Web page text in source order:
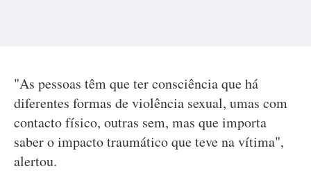
"As pessoas têm que ter consciência que há
diferentes formas de violência sexual, umas com
contacto físico, outras sem, mas que importa
saber o impacto traumático que teve na vítima",
alertou.